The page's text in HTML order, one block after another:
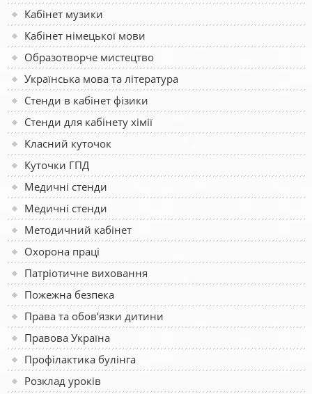
Кабінет музики
Кабінет німецької мови
Образотворче мистецтво
Українська мова та література
Стенди в кабінет фізики
Стенди для кабінету хімії
Класний куточок
Куточки ГПД
Медичні стенди
Медичні стенди
Методичний кабінет
Охорона праці
Патріотичне виховання
Пожежна безпека
Права та обов’язки дитини
Правова Україна
Профілактика булінга
Розклад уроків